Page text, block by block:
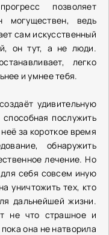
позволяет
могуществен, ведь
сам искусственный
он тут, а не люди.
легко
и умнее тебя.
удивительную
послужить
за короткое время
обнаружить
лечение. Но
для себя совсем иную
уничтожить тех, кто
дальнейшей жизни.
не что страшное и
она не натворила